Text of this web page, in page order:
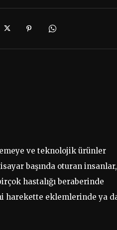
ve teknolojik ürünler
başında oturan
hastalığı beraberinde
harekette eklemlerinde ya